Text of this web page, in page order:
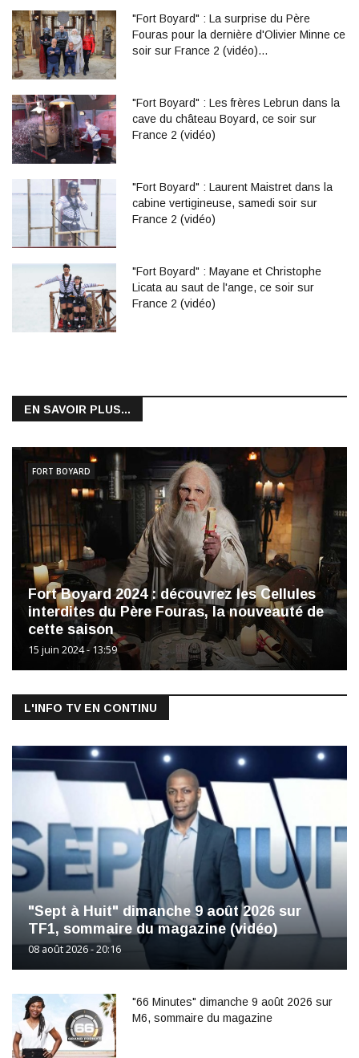
"Fort Boyard" : La surprise du Père
Fouras pour la dernière d'Olivier Minne ce
soir sur France 2 (vidéo)…
"Fort Boyard" : Les frères Lebrun dans la
cave du château Boyard, ce soir sur
France 2 (vidéo)
"Fort Boyard" : Laurent Maistret dans la
cabine vertigineuse, samedi soir sur
France 2 (vidéo)
"Fort Boyard" : Mayane et Christophe
Licata au saut de l'ange, ce soir sur
France 2 (vidéo)
EN SAVOIR PLUS...
Fort Boyard 2024 : découvrez les Cellules
interdites du Père Fouras, la nouveauté de
cette saison
15 juin 2024 - 13:59
FORT BOYARD
L'INFO TV EN CONTINU
"Sept à Huit" dimanche 9 août 2026 sur
TF1, sommaire du magazine (vidéo)
08 août 2026 - 20:16
"66 Minutes" dimanche 9 août 2026 sur
M6, sommaire du magazine